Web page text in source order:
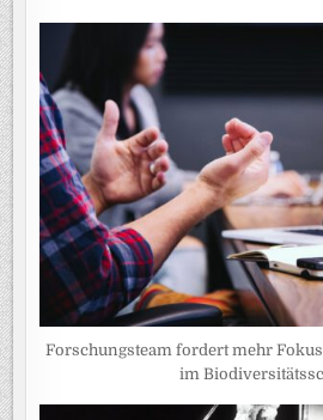
Forschungsteam fordert mehr
im